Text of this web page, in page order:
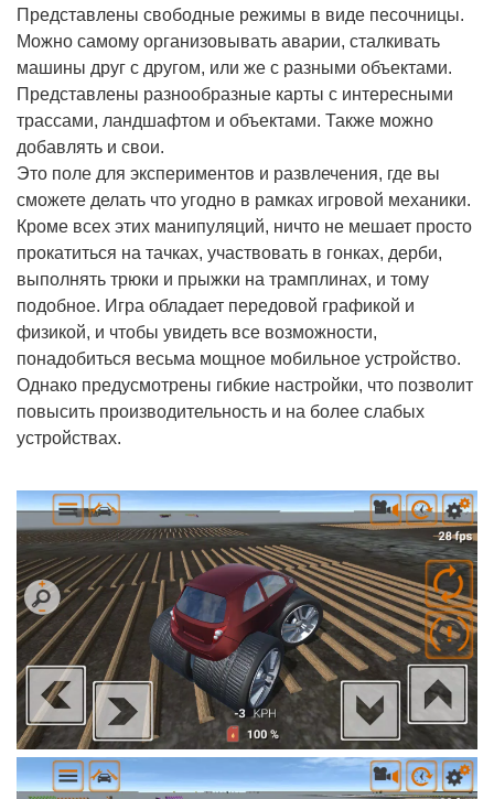
Представлены свободные режимы в виде песочницы.
Можно самому организовывать аварии, сталкивать
машины друг с другом, или же с разными объектами.
Представлены разнообразные карты с интересными
трассами, ландшафтом и объектами. Также можно
добавлять и свои.
Это поле для экспериментов и развлечения, где вы
сможете делать что угодно в рамках игровой механики.
Кроме всех этих манипуляций, ничто не мешает просто
прокатиться на тачках, участвовать в гонках, дерби,
выполнять трюки и прыжки на трамплинах, и тому
подобное. Игра обладает передовой графикой и
физикой, и чтобы увидеть все возможности,
понадобиться весьма мощное мобильное устройство.
Однако предусмотрены гибкие настройки, что позволит
повысить производительность и на более слабых
устройствах.